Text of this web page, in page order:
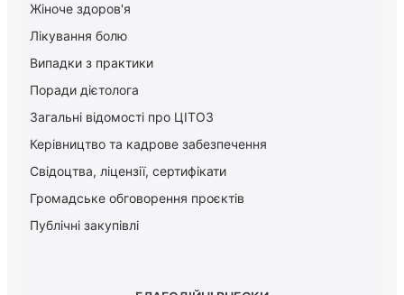
Жіноче здоров'я
Лікування болю
Випадки з практики
Поради дієтолога
Загальні відомості про ЦІТОЗ
Керiвництво та кадрове забезпечення
Свідоцтва, ліцензії, сертифікати
Громадське обговорення проєктів
Публічні закупівлі